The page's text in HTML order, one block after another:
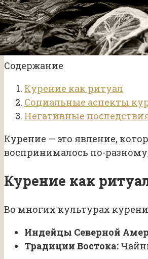
Содержание
Курение как ритуал
Социальные аспекты
Негативные
Курение — это явление,
воспринималось по-
Курение как
Во многих культурах
Индейцы Северной
Традиции Востока: